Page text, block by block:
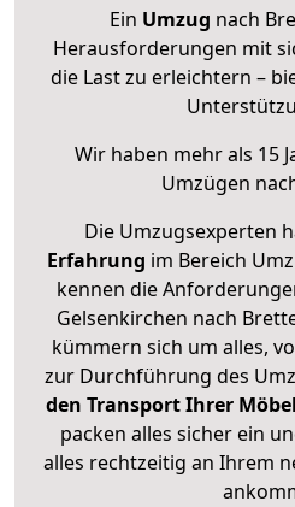
Ein Umzug nach
Herausforderungen mit
die Last zu erleichtern –
Wir haben mehr als 15
Umzügen
Die Umzugsexperten
Erfahrung im Bereich
kennen die
Gelsenkirchen nach
kümmern sich um alles,
zur Durchführung des
den Transport Ihrer
packen alles sicher ein
alles rechtzeitig an Ihrem